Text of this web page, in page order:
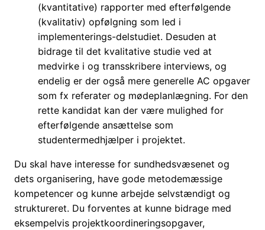
(kvantitative) rapporter med efterfølgende
(kvalitativ) opfølgning som led i
implementerings-delstudiet. Desuden at
bidrage til det kvalitative studie ved at
medvirke i og transskribere interviews, og
endelig er der også mere generelle AC opgaver
som fx referater og mødeplanlægning. For den
rette kandidat kan der være mulighed for
efterfølgende ansættelse som
studentermedhjælper i projektet.
Du skal have interesse for sundhedsvæsenet og
dets organisering, have gode metodemæssige
kompetencer og kunne arbejde selvstændigt og
struktureret. Du forventes at kunne bidrage med
eksempelvis projektkoordineringsopgaver,